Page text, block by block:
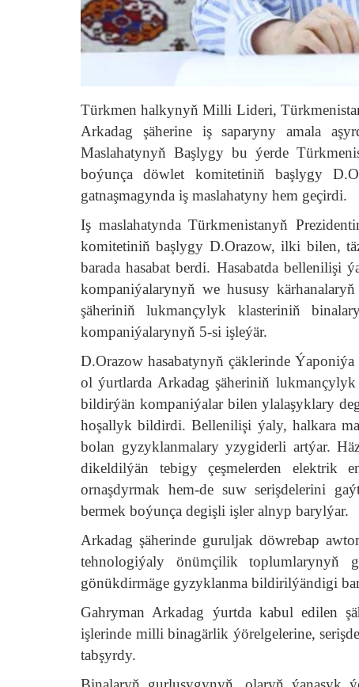
Тürkmen halkynyň Milli Lideri,
Arkadag şäherine iş saparyny amala
Maslahatynyň Başlygy bu ýerde
boýunça döwlet komitetiniň başlygy
gatnaşmagynda iş maslahatyny hem geçirdi.
Iş maslahatynda Türkmenistanyň
komitetiniň başlygy D.Orazow, ilki bilen,
barada hasabat berdi. Hasabatda
kompaniýalarynyň we hususy
şäheriniň lukmançylyk klasteriniň
kompaniýalarynyň 5-si işleýär.
D.Orazow hasabatynyň çäklerinde
ol ýurtlarda Arkadag şäheriniň
bildirýän kompaniýalar bilen ylalaşyklary
hoşallyk bildirdi. Bellenilişi ýaly, halkara
bolan gyzyklanmalary yzygiderli artýar.
dikeldilýän tebigy çeşmelerden elektrik
ornaşdyrmak hem-de suw serişdelerini
bermek boýunça degişli işler alnyp barylýar.
Arkadag şäherinde guruljak döwrebap
tehnologiýaly önümçilik toplumlarynyň
gönükdirmäge gyzyklanma bildirilýändigi
Gahryman Arkadag ýurtda kabul edilen
işlerinde milli binagärlik ýörelgelerine,
tabşyrdy.